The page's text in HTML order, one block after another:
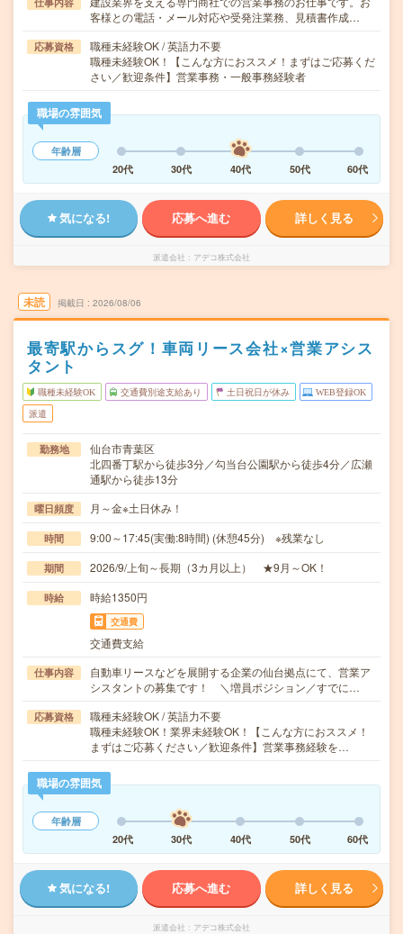
客様との電話・メール対応や受発注業務、見積書作成…
応募資格
職種未経験OK / 英語力不要
職種未経験OK！【こんな方におススメ！まずはご応募くだ
さい／歓迎条件】営業事務・一般事務経験者
職場の雰囲気
年齢層
20代
30代 40代 50代 60代
気になる! 応募へ進む 詳しく見る
派遣会社 アデコ株式会社
未読 掲載日 2026/08/06
最寄駅からスグ！車両リース会社×営業アシス
タント
職種未経験OK 交通費別途支給あり 土日祝日が休み WEB登録OK
派遣
勤務地
仙台市青葉区
北四番丁駅から徒歩3分／勾当台公園駅から徒歩4分／広瀬
通駅から徒歩13分
曜日頻度 月～金※土日休み！
時間 9:00～17:45(実働:8時間) (休憩45分) ※残業なし
期間 2026/9/上旬～長期（3カ月以上） ★9月～OK！
時給 時給1350円
交通費
交通費支給
仕事内容
自動車リースなどを展開する企業の仙台拠点にて、営業ア
シスタントの募集です！ ＼増員ポジション／すでに…
応募資格
職種未経験OK / 英語力不要
職種未経験OK！業界未経験OK！【こんな方におススメ！
まずはご応募ください／歓迎条件】営業事務経験を…
職場の雰囲気
年齢層
20代
30代 40代 50代 60代
気になる! 応募へ進む 詳しく見る
派遣会社 アデコ株式会社